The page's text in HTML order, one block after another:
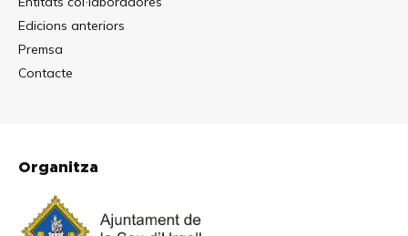
Edicions anteriors
Premsa
Contacte
Organitza